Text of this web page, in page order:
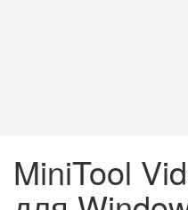
MiniTool